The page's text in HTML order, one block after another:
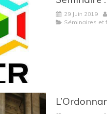
29 Juin 2019
Séminaires et